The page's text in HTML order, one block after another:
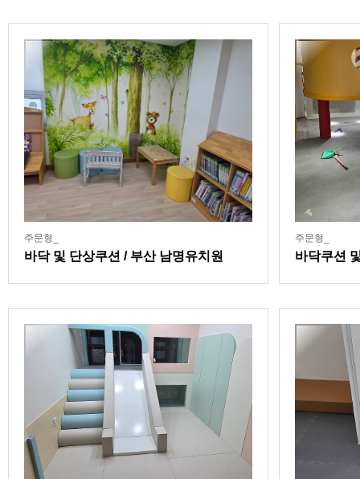
주문형_
바닥 및 단상쿠션 / 부산 남명유치원
주문형_
바닥쿠션